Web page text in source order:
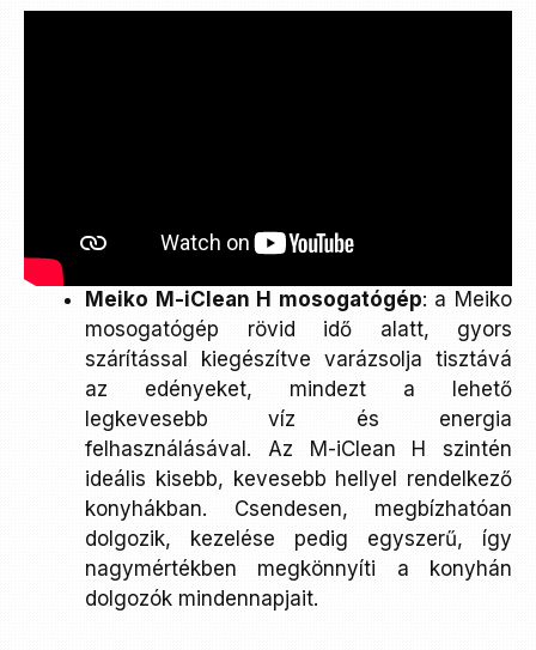
Meiko M-iClean H mosogatógép: a Meiko
mosogatógép rövid idő alatt, gyors
szárítással kiegészítve varázsolja tisztává
az edényeket, mindezt a lehető
legkevesebb víz és energia
felhasználásával. Az M-iClean H szintén
ideális kisebb, kevesebb hellyel rendelkező
konyhákban. Csendesen, megbízhatóan
dolgozik, kezelése pedig egyszerű, így
nagymértékben megkönnyíti a konyhán
dolgozók mindennapjait.